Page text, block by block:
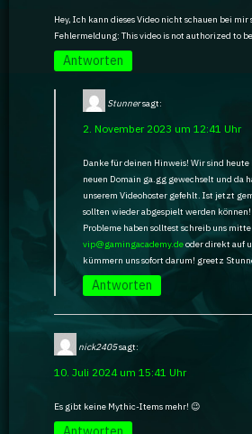
Hey, Ich kann dieses Video nicht schauen bei
Fehlermeldung: This video is not authorized to
Antworten
Stunnersagt:
2. November 2023 um 12:41 Uhr
Danke für deinen Hinweis! Wir sind
neuen Domain ga.gg gewechselt und da
unserem Videohoster gefehlt. Ist jetzt
sollten wieder abgespielt werden
Probleme haben solltest schreib uns mitte
vip@gamingacademy.deoder direkt auf
kümmern uns sofort darum! greetz
Antworten
nick2405sagt:
10. Juli 2024 um 15:41 Uhr
Es gibt keine Mythic-Items mehr! 😉